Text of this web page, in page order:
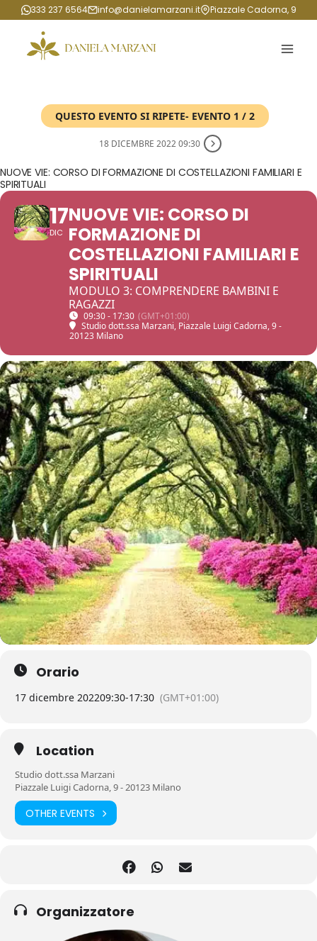
Salta
contenuto
333 237 6564 info@danielamarzani.it Piazzale Cadorna, 9
QUESTO EVENTO SI RIPETE- EVENTO 1 / 2
18 DICEMBRE 2022 09:30
NUOVE VIE: CORSO DI FORMAZIONE DI COSTELLAZIONI FAMILIARI E
SPIRITUALI
17
DIC
NUOVE VIE: CORSO DI
FORMAZIONE DI
COSTELLAZIONI FAMILIARI E
SPIRITUALI
MODULO 3: COMPRENDERE BAMBINI E
RAGAZZI
09:30 - 17:30 (GMT+01:00)
Studio dott.ssa Marzani, Piazzale Luigi Cadorna, 9 -
20123 Milano
Orario
17 dicembre 202209:30-17:30 (GMT+01:00)
Location
Studio dott.ssa Marzani
Piazzale Luigi Cadorna, 9 - 20123 Milano
OTHER EVENTS
Organizzatore